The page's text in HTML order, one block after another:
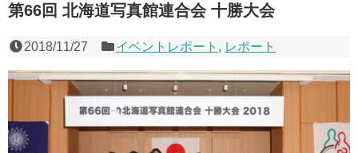
第66回 北海道写真館連合会 十勝大会
2018/11/27 イベントレポート , レポート
会報
プライバシーポリシー
お問い合わせ